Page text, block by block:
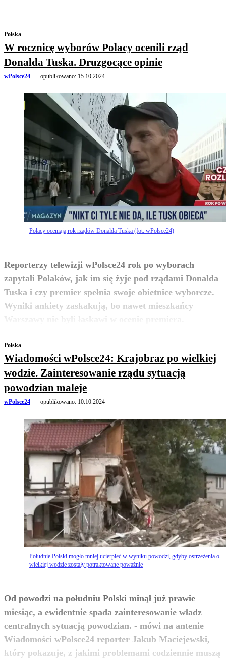
Polska
W rocznicę wyborów Polacy ocenili rząd
Donalda Tuska. Druzgocące opinie
wPolsce24 opublikowano: 15.10.2024
Polacy oceniają rok rządów Donalda Tuska (fot. wPolsce24)
Reporterzy telewizji wPolsce24 rok po wyborach
zapytali Polaków, jak im się żyje pod rządami Donalda
Tuska i czy premier spełnia swoje obietnice wyborcze.
Wyniki ankiety zaskakują, bo nawet mieszkańcy
zobacz więcej
Polska
Wiadomości wPolsce24: Krajobraz po wielkiej
wodzie. Zainteresowanie rządu sytuacją
powodzian maleje
wPolsce24 opublikowano: 10.10.2024
Południe Polski mogło mniej ucierpieć w wyniku powodzi, gdyby ostrzeżenia o
wielkiej wodzie zostały potraktowane poważnie
Od powodzi na południu Polski minął już prawie
miesiąc, a ewidentnie spada zainteresowanie władz
centralnych sytuacją powodzian. - mówi na antenie
Wiadomości wPolsce24 reporter Jakub Maciejewski,
który pokazuje, z jakimi problemami codziennie muszą